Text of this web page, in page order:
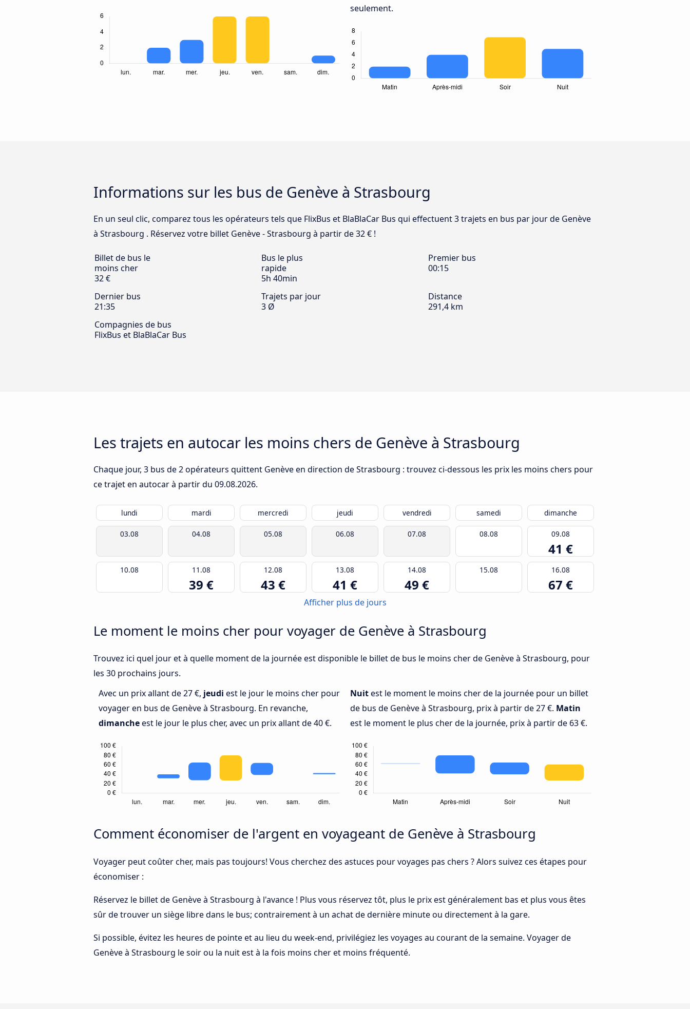
seulement.
Informations sur les bus de Genève à Strasbourg
En un seul clic, comparez tous les opérateurs tels que FlixBus et BlaBlaCar Bus qui effectuent 3 trajets en bus par jour de Genève
à Strasbourg . Réservez votre billet Genève - Strasbourg à partir de 32 € !
Billet de bus le
moins cher
32 €
Bus le plus
rapide
5h 40min
Premier bus
00:15
Dernier bus
21:35
Trajets par jour
3 Ø
Distance
291,4 km
Compagnies de bus
FlixBus et BlaBlaCar Bus
Les trajets en autocar les moins chers de Genève à Strasbourg
Chaque jour, 3 bus de 2 opérateurs quittent Genève en direction de Strasbourg : trouvez ci-dessous les prix les moins chers pour
ce trajet en autocar à partir du 09.08.2026.
lundi mardi mercredi jeudi vendredi samedi dimanche
03.08 04.08 05.08 06.08 07.08 08.08 09.08
41 €
10.08 11.08
39 €
12.08
43 €
13.08
41 €
14.08
49 €
15.08 16.08
67 €
Afficher plus de jours
Le moment le moins cher pour voyager de Genève à Strasbourg
Trouvez ici quel jour et à quelle moment de la journée est disponible le billet de bus le moins cher de Genève à Strasbourg, pour
les 30 prochains jours.
Avec un prix allant de 27 €, jeudi est le jour le moins cher pour
voyager en bus de Genève à Strasbourg. En revanche,
dimancheest le jour le plus cher, avec un prix allant de 40 €.
Nuitest le moment le moins cher de la journée pour un billet
de bus de Genève à Strasbourg, prix à partir de 27 €. Matin
est le moment le plus cher de la journée, prix à partir de 63 €.
Comment économiser de l'argent en voyageant de Genève à Strasbourg
Voyager peut coûter cher, mais pas toujours! Vous cherchez des astuces pour voyages pas chers ? Alors suivez ces étapes pour
économiser :
Réservez le billet de Genève à Strasbourg à l'avance ! Plus vous réservez tôt, plus le prix est généralement bas et plus vous êtes
sûr de trouver un siège libre dans le bus; contrairement à un achat de dernière minute ou directement à la gare.
Si possible, évitez les heures de pointe et au lieu du week-end, privilégiez les voyages au courant de la semaine. Voyager de
Genève à Strasbourg le soir ou la nuit est à la fois moins cher et moins fréquenté.